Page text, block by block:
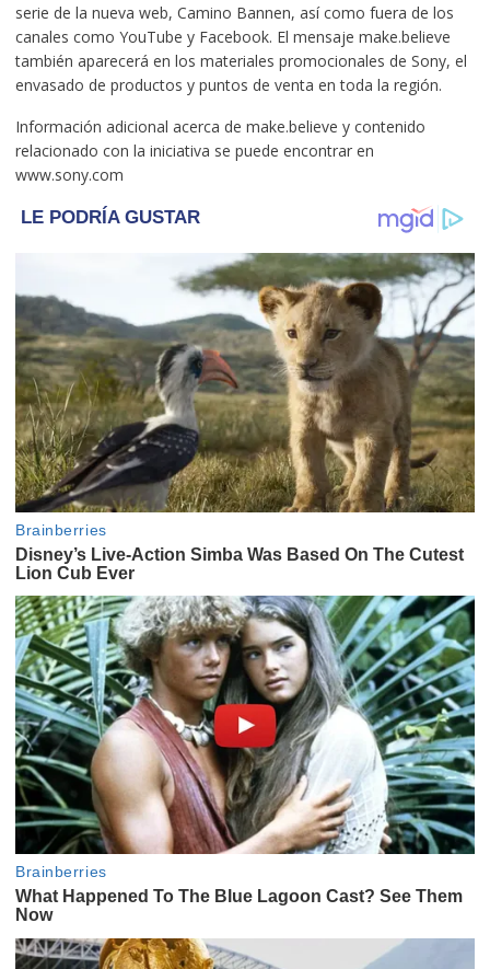
serie de la nueva web, Camino Bannen, así como fuera de los
canales como YouTube y Facebook. El mensaje make.believe
también aparecerá en los materiales promocionales de Sony, el
envasado de productos y puntos de venta en toda la región.
Información adicional acerca de make.believe y contenido
relacionado con la iniciativa se puede encontrar en
www.sony.com